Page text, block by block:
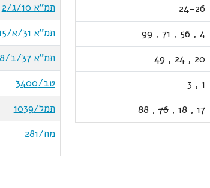
24-26
4
,
56
,
71
,
99
20
,
24
,
49
1
,
3
17
,
18
,
76
,
88
תמ"א 10/ג/2
תמ"א 31/א/15
תמ"א 37/ב/8
טב/3400
תמל/1039
מח/281